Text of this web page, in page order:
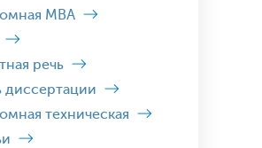
MBA
речь
диссертации
техническая